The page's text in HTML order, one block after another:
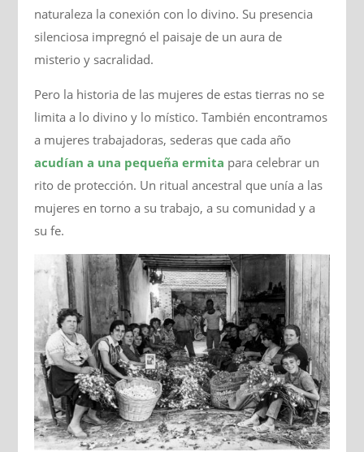
naturaleza la conexión con lo divino. Su presencia
silenciosa impregnó el paisaje de un aura de
misterio y sacralidad.
Pero la historia de las mujeres de estas tierras no se
limita a lo divino y lo místico. También encontramos
a mujeres trabajadoras, sederas que cada año
acudían a una pequeña ermita para celebrar un
rito de protección. Un ritual ancestral que unía a las
mujeres en torno a su trabajo, a su comunidad y a
su fe.